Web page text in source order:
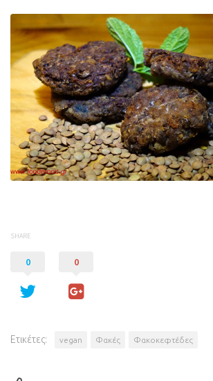
SHARE
0 0
Ετικέτες: vegan Φακές Φακοκεφτέδες